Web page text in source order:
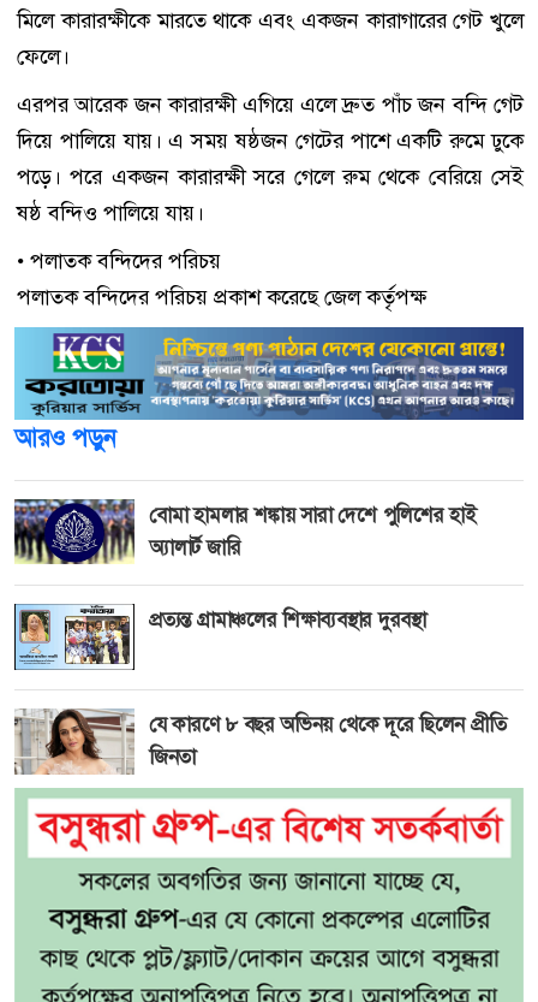
মিলে কারারক্ষীকে মারতে থাকে এবং একজন কারাগারের গেট খুলে
ফেলে।
এরপর আরেক জন কারারক্ষী এগিয়ে এলে দ্রুত পাঁচ জন বন্দি গেট
দিয়ে পালিয়ে যায়। এ সময় ষষ্ঠজন গেটের পাশে একটি রুমে ঢুকে
পড়ে। পরে একজন কারারক্ষী সরে গেলে রুম থেকে বেরিয়ে সেই
ষষ্ঠ বন্দিও পালিয়ে যায়।
• পলাতক বন্দিদের পরিচয়
পলাতক বন্দিদের পরিচয় প্রকাশ করেছে জেল কর্তৃপক্ষ
আরও পড়ুন
বোমা হামলার শঙ্কায় সারা দেশে পুলিশের হাই
অ্যালার্ট জারি
প্রত্যন্ত গ্রামাঞ্চলের শিক্ষাব্যবস্থার দুরবস্থা
যে কারণে ৮ বছর অভিনয় থেকে দূরে ছিলেন প্রীতি
জিনতা